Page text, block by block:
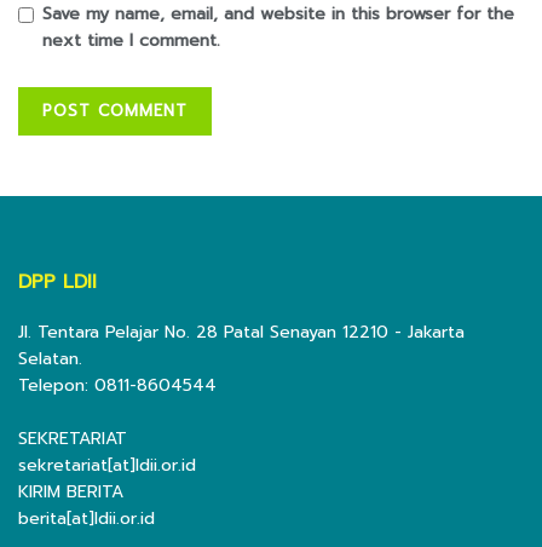
Save my name, email, and website in this browser for the
next time I comment.
DPP LDII
Jl. Tentara Pelajar No. 28 Patal Senayan 12210 - Jakarta
Selatan.
Telepon: 0811-8604544
SEKRETARIAT
sekretariat[at]ldii.or.id
KIRIM BERITA
berita[at]ldii.or.id